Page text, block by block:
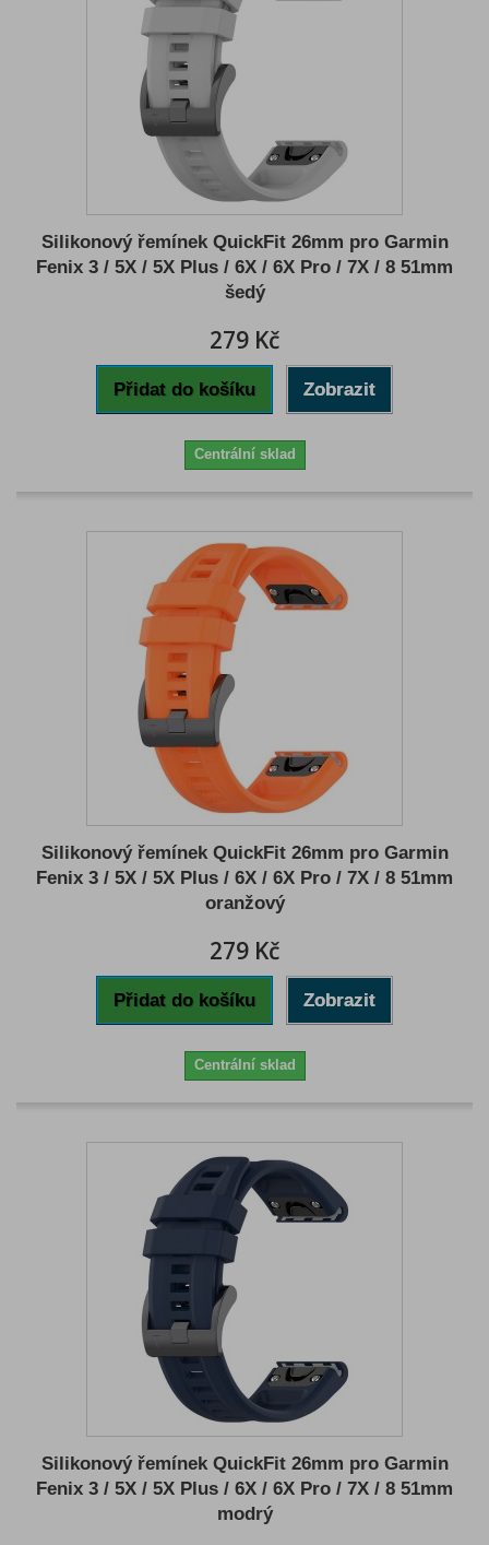
Silikonový řemínek QuickFit 26mm pro Garmin
Fenix 3 / 5X / 5X Plus / 6X / 6X Pro / 7X / 8 51mm
šedý
279 Kč
Přidat do košíku Zobrazit
Centrální sklad
Silikonový řemínek QuickFit 26mm pro Garmin
Fenix 3 / 5X / 5X Plus / 6X / 6X Pro / 7X / 8 51mm
oranžový
279 Kč
Přidat do košíku Zobrazit
Centrální sklad
Silikonový řemínek QuickFit 26mm pro Garmin
Fenix 3 / 5X / 5X Plus / 6X / 6X Pro / 7X / 8 51mm
modrý